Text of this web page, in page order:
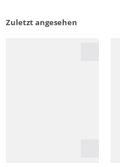
Zuletzt angesehen